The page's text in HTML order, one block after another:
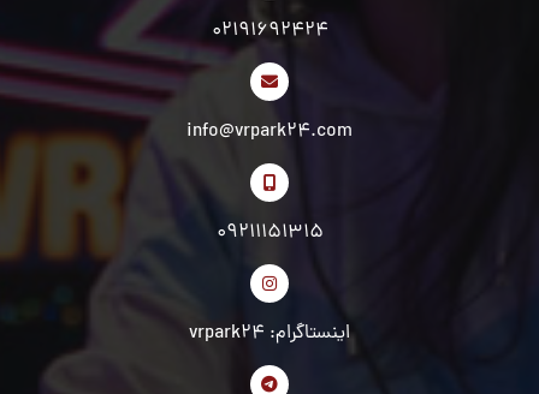
02191692424
info@vrpark24.com
09211151315
اینستاگرام: vrpark24